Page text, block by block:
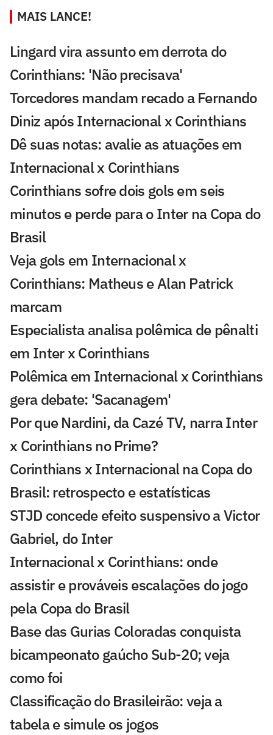
MAIS LANCE!
Lingard vira assunto em derrota do
Corinthians: 'Não precisava'
Torcedores mandam recado a Fernando
Diniz após Internacional x Corinthians
Dê suas notas: avalie as atuações em
Internacional x Corinthians
Corinthians sofre dois gols em seis
minutos e perde para o Inter na Copa do
Brasil
Veja gols em Internacional x
Corinthians: Matheus e Alan Patrick
marcam
Especialista analisa polêmica de pênalti
em Inter x Corinthians
Polêmica em Internacional x Corinthians
gera debate: 'Sacanagem'
Por que Nardini, da Cazé TV, narra Inter
x Corinthians no Prime?
Corinthians x Internacional na Copa do
Brasil: retrospecto e estatísticas
STJD concede efeito suspensivo a Victor
Gabriel, do Inter
Internacional x Corinthians: onde
assistir e prováveis escalações do jogo
pela Copa do Brasil
Base das Gurias Coloradas conquista
bicampeonato gaúcho Sub-20; veja
como foi
Classificação do Brasileirão: veja a
tabela e simule os jogos